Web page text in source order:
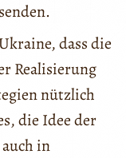
dass die
Realisierung
nützlich
die Idee der
in